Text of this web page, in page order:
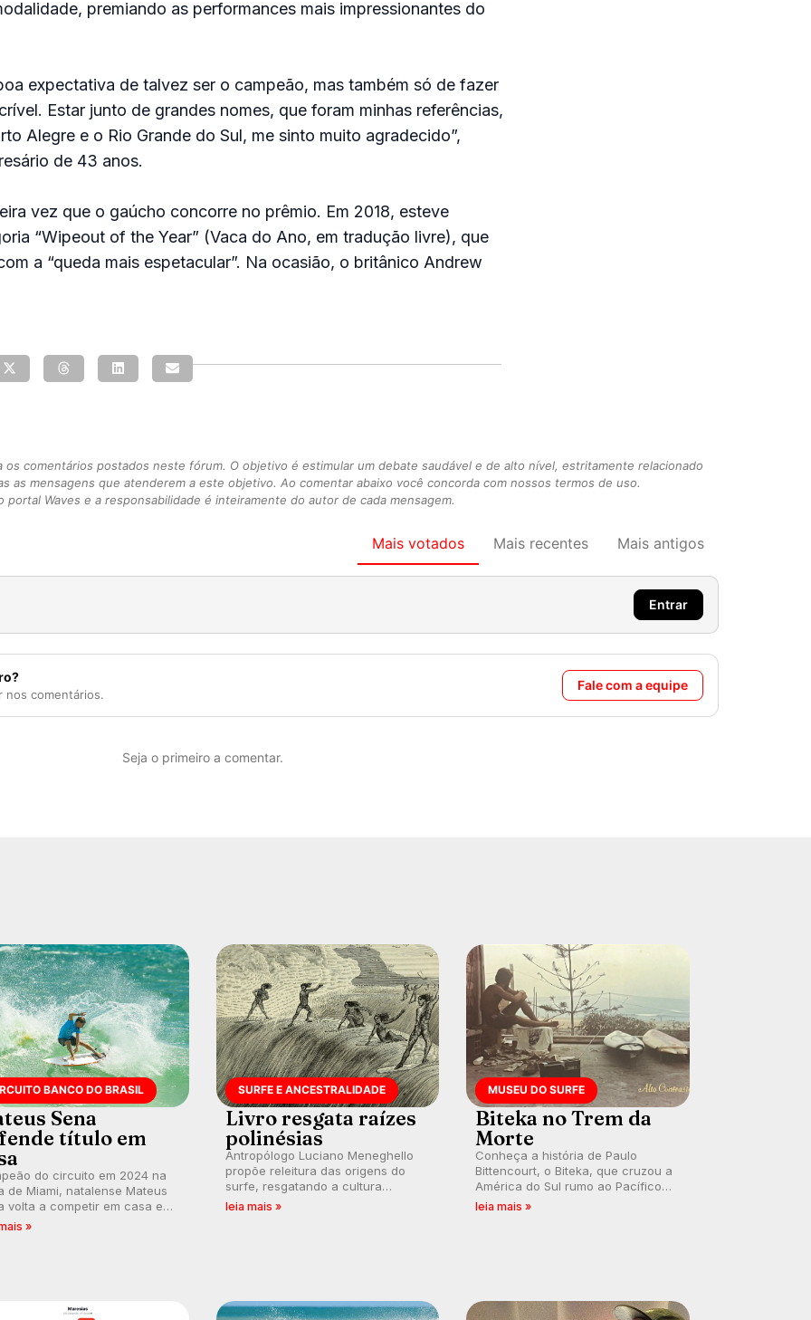
premiando as performances mais impressionantes do
expectativa de talvez ser o campeão, mas também só de fazer
Estar junto de grandes nomes, que foram minhas referências,
Alegre e o Rio Grande do Sul, me sinto muito agradecido”,
de 43 anos.
vez que o gaúcho concorre no prêmio. Em 2018, esteve
“Wipeout of the Year” (Vaca do Ano, em tradução livre), que
a “queda mais espetacular”. Na ocasião, o britânico Andrew
os comentários postados neste fórum. O objetivo é estimular um debate saudável e de alto nível, estritamente relacionado
as mensagens que atenderem a este objetivo. Ao comentar abaixo você concorda com nossos termos de uso.
Waves e a responsabilidade é inteiramente do autor de cada mensagem.
Mais votados Mais recentes Mais antigos
Entrar
nos comentários.
Fale com a equipe
Seja o primeiro a comentar.
BANCO DO BRASIL
Sena
título em
do circuito em 2024 na
de Miami, natalense Mateus
volta a competir em casa em
de manter a hegemonia
»
SURFE E ANCESTRALIDADE
Livro resgata raízes
polinésias
Antropólogo Luciano Meneghello
propõe releitura das origens do
surfe, resgatando a cultura
polinésia e questionando a visão
leia mais »
MUSEU DO SURFE
Biteka no Trem da
Morte
Conheça a história de Paulo
Bittencourt, o Biteka, que cruzou a
América do Sul rumo ao Pacífico
em uma jornada que se tornou um
leia mais »